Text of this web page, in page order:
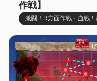
作戦】
激闘！R方面作戦・血戦